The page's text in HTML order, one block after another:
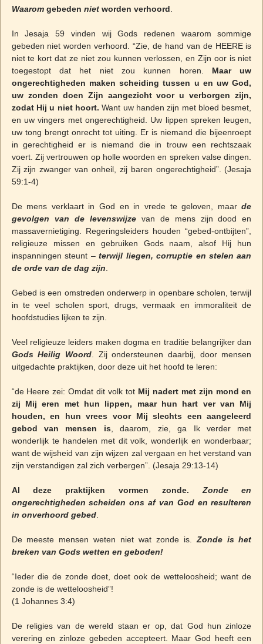
Waaromgebeden nietworden verhoord.
In Jesaja 59 vinden wij Gods redenen waarom sommige
gebeden niet worden verhoord. “Zie, de hand van de HEERE is
niet te kort dat ze niet zou kunnen verlossen, en Zijn oor is niet
toegestopt dat het niet zou kunnen horen. Maar uw
ongerechtigheden maken scheiding tussen u en uw God,
uw zonden doen Zijn aangezicht voor u verborgen zijn,
zodat Hij u niet hoort.Want uw handen zijn met bloed besmet,
en uw vingers met ongerechtigheid. Uw lippen spreken leugen,
uw tong brengt onrecht tot uiting. Er is niemand die bijeenroept
in gerechtigheid er is niemand die in trouw een rechtszaak
voert. Zij vertrouwen op holle woorden en spreken valse dingen.
Zij zijn zwanger van onheil, zij baren ongerechtigheid”. (Jesaja
59:1-4)
De mens verklaart in God en in vrede te geloven, maarde
gevolgen van de levenswijzevan de mens zijn dood en
massavernietiging. Regeringsleiders houden “gebed-ontbijten”,
religieuze missen en gebruiken Gods naam, alsof Hij hun
inspanningen steunt –terwijl liegen, corruptie en stelen aan
de orde van de dag zijn.
Gebed is een omstreden onderwerp in openbare scholen, terwijl
in te veel scholen sport, drugs, vermaak en immoraliteit de
hoofdstudies lijken te zijn.
Veel religieuze leiders maken dogma en traditie belangrijker dan
Gods Heilig Woord. Zij ondersteunen daarbij, door mensen
uitgedachte praktijken, door deze uit het hoofd te leren:
“de Heere zei: Omdat dit volk tot Mij nadert met zijn mond en
zij Mij eren met hun lippen, maar hun hart ver van Mij
houden, en hun vrees voor Mij slechts een aangeleerd
gebod van mensen is, daarom, zie, ga Ik verder met
wonderlijk te handelen met dit volk, wonderlijk en wonderbaar;
want de wijsheid van zijn wijzen zal vergaan en het verstand van
zijn verstandigen zal zich verbergen”. (Jesaja 29:13-14)
Al deze praktijken vormen zonde.Zonde en
ongerechtigheden scheiden ons af van God en resulteren
in onverhoord gebed.
De meeste mensen weten niet wat zonde is.Zonde is het
breken van Gods wetten en geboden!
“Ieder die de zonde doet, doet ook de wetteloosheid; want de
zonde is de wetteloosheid”!
(1 Johannes 3:4)
De religies van de wereld staan er op, dat God hun zinloze
verering en zinloze gebeden accepteert. Maar God heeft een